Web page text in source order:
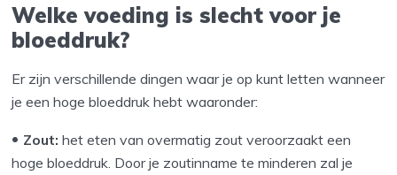
Welke voeding is slecht voor je
bloeddruk?
Er zijn verschillende dingen waar je op kunt letten wanneer
je een hoge bloeddruk hebt waaronder:
Zout: het eten van overmatig zout veroorzaakt een
hoge bloeddruk. Door je zoutinname te minderen zal je